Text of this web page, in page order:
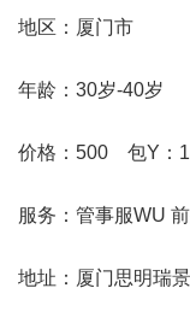
地区：厦门市
年龄：30岁-40岁
价格：500 包Y：
服务：管事服WU
地址：厦门思明瑞